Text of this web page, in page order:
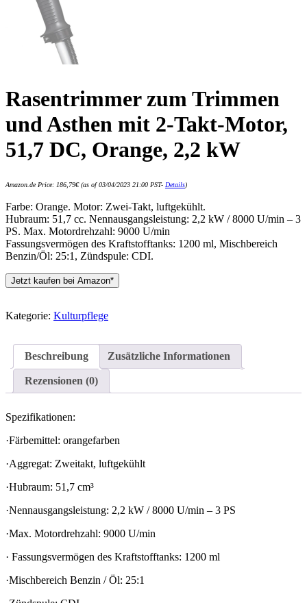
Rasentrimmer zum Trimmen
und Asthen mit 2-Takt-Motor,
51,7 DC, Orange, 2,2 kW
Amazon.de Price: 186,79€(as of 03/04/2023 21:00 PST- Details)
Farbe: Orange. Motor: Zwei-Takt, luftgekühlt.
Hubraum: 51,7 cc. Nennausgangsleistung: 2,2 kW / 8000 U/min – 3
PS. Max. Motordrehzahl: 9000 U/min
Fassungsvermögen des Kraftstofftanks: 1200 ml, Mischbereich
Benzin/Öl: 25:1, Zündspule: CDI.
Jetzt kaufen bei Amazon*
Kategorie: Kulturpflege
Beschreibung Zusätzliche Informationen
Rezensionen (0)
Spezifikationen:
·Färbemittel: orangefarben
·Aggregat: Zweitakt, luftgekühlt
·Hubraum: 51,7 cm³
·Nennausgangsleistung: 2,2 kW / 8000 U/min – 3 PS
·Max. Motordrehzahl: 9000 U/min
· Fassungsvermögen des Kraftstofftanks: 1200 ml
·Mischbereich Benzin / Öl: 25:1